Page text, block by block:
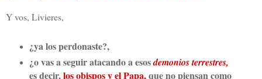
Y vos, Livieres,
¿ya los perdonaste?,
¿o vas a seguir atacando a esosdemonios terrestres,
es decir,los obispos y el Papa,que no piensan como